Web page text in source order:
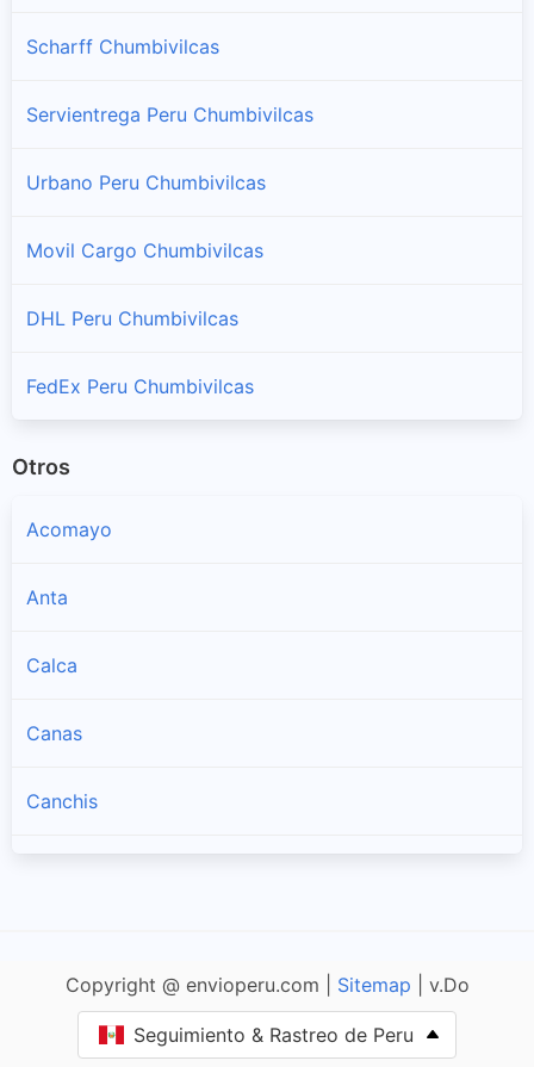
Santo Tomas
Sucursales y horarios Shalom en Velille
Scharff Chumbivilcas
Servientrega Peru Chumbivilcas
Urbano Peru Chumbivilcas
Movil Cargo Chumbivilcas
DHL Peru Chumbivilcas
FedEx Peru Chumbivilcas
Otros
Acomayo
Anta
Calca
Canas
Canchis
La Convención
Copyright @ envioperu.com | Sitemap | v.Do
Seguimiento & Rastreo de Peru